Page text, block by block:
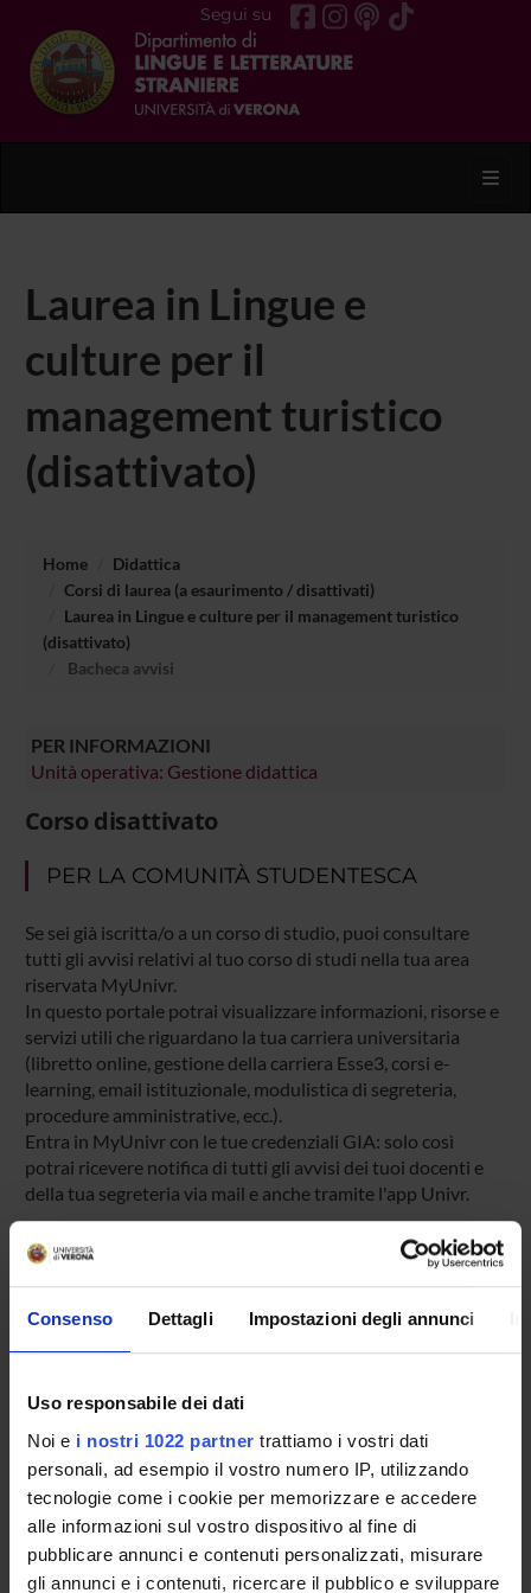
Consenso Dettagli Impostazioni degli annunci
Uso responsabile dei dati
Noi e i nostri 1022 partner trattiamo i vostri dati
personali, ad esempio il vostro numero IP, utilizzando
tecnologie come i cookie per memorizzare e accedere
alle informazioni sul vostro dispositivo al fine di
pubblicare annunci e contenuti personalizzati, misurare
gli annunci e i contenuti, ricercare il pubblico e sviluppare
Segui su
Laurea in Lingue e
culture per il
management turistico
(disattivato)
Home
Didattica
Corsi di laurea (a esaurimento / disattivati)
Laurea in Lingue e culture per il management turistico
(disattivato)
Bacheca avvisi
PER INFORMAZIONI
Unità operativa: Gestione didattica
Corso disattivato
PER LA COMUNITÀ STUDENTESCA
Se sei già iscritta/o a un corso di studio, puoi consultare
tutti gli avvisi relativi al tuo corso di studi nella tua area
riservata MyUnivr.
In questo portale potrai visualizzare informazioni, risorse e
servizi utili che riguardano la tua carriera universitaria
(libretto online, gestione della carriera Esse3, corsi e-
learning, email istituzionale, modulistica di segreteria,
procedure amministrative, ecc.).
Entra in MyUnivr con le tue credenziali GIA: solo così
potrai ricevere notifica di tutti gli avvisi dei tuoi docenti e
della tua segreteria via mail e anche tramite l'app Univr.
MYUNIVR
Come iscriversi
Conoscenze iniziali - Saperi Minimi (OFA)
Insegnamenti
Calendario didattico
Orario lezioni
Piani didattici